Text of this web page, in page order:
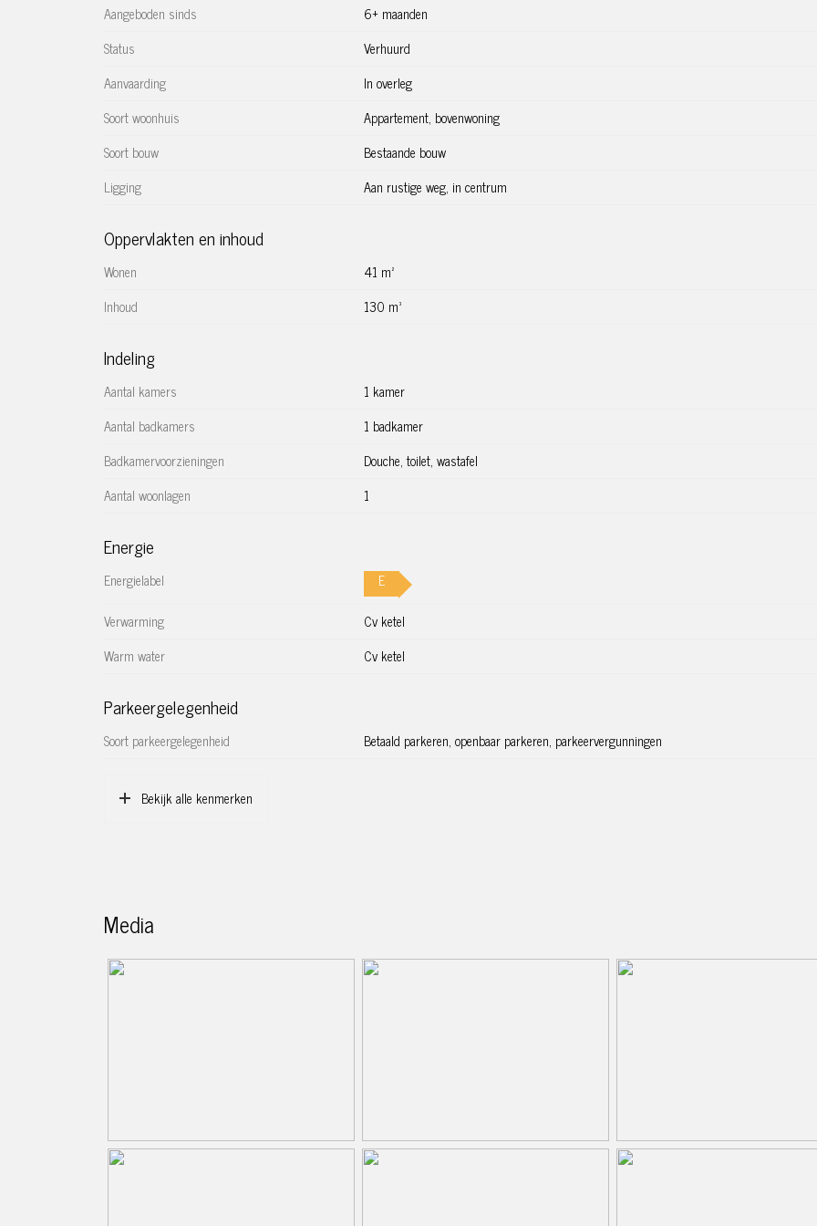
Aangeboden sinds
6+ maanden
Status
Verhuurd
Aanvaarding
In overleg
Soort woonhuis
Appartement, bovenwoning
Soort bouw
Bestaande bouw
Ligging
Aan rustige weg, in centrum
Oppervlakten en inhoud
Wonen
41 m²
Inhoud
130 m³
Indeling
Aantal kamers
1 kamer
Aantal badkamers
1 badkamer
Badkamervoorzieningen
Douche, toilet, wastafel
Aantal woonlagen
1
Energie
Energielabel
E
Verwarming
Cv ketel
Warm water
Cv ketel
Parkeergelegenheid
Soort parkeergelegenheid Betaald parkeren, openbaar parkeren, parkeervergunningen
Bekijk alle kenmerken
Media